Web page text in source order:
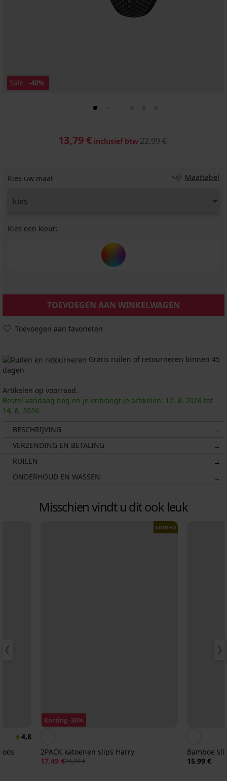
Sale -40%
13,79 € inclusief btw22,99 €
Kies uw maat Maattabel
Kies een kleur:
TOEVOEGEN AAN WINKELWAGEN
Toevoegen aan favorieten
Gratis ruilen of retourneren binnen 45
dagen
Artikelen op voorraad.
Bestel vandaag nog en je ontvangt je artikelen: 12. 8. 2026 tot
14. 8. 2026
BESCHRIJVING
VERZENDING EN BETALING
RUILEN
ONDERHOUD EN WASSEN
Misschien vindt u dit ook leuk
4,8
Korting -30%
LIMITED
2PACK katoenen slips Harry
17,49 €24,99 €
Bamboe
15,99 €